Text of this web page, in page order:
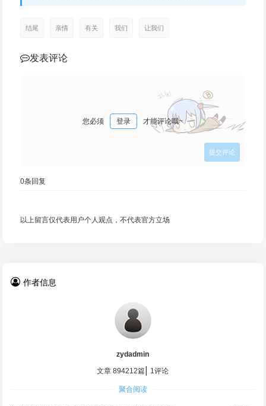
结尾 亲情 有关 我们 让我们
发表评论
您必须 登录 才能评论哦~
0条回复
以上留言仅代表用户个人观点，不代表官方立场
作者信息
zydadmin
文章 894212篇
1评论
聚合阅读